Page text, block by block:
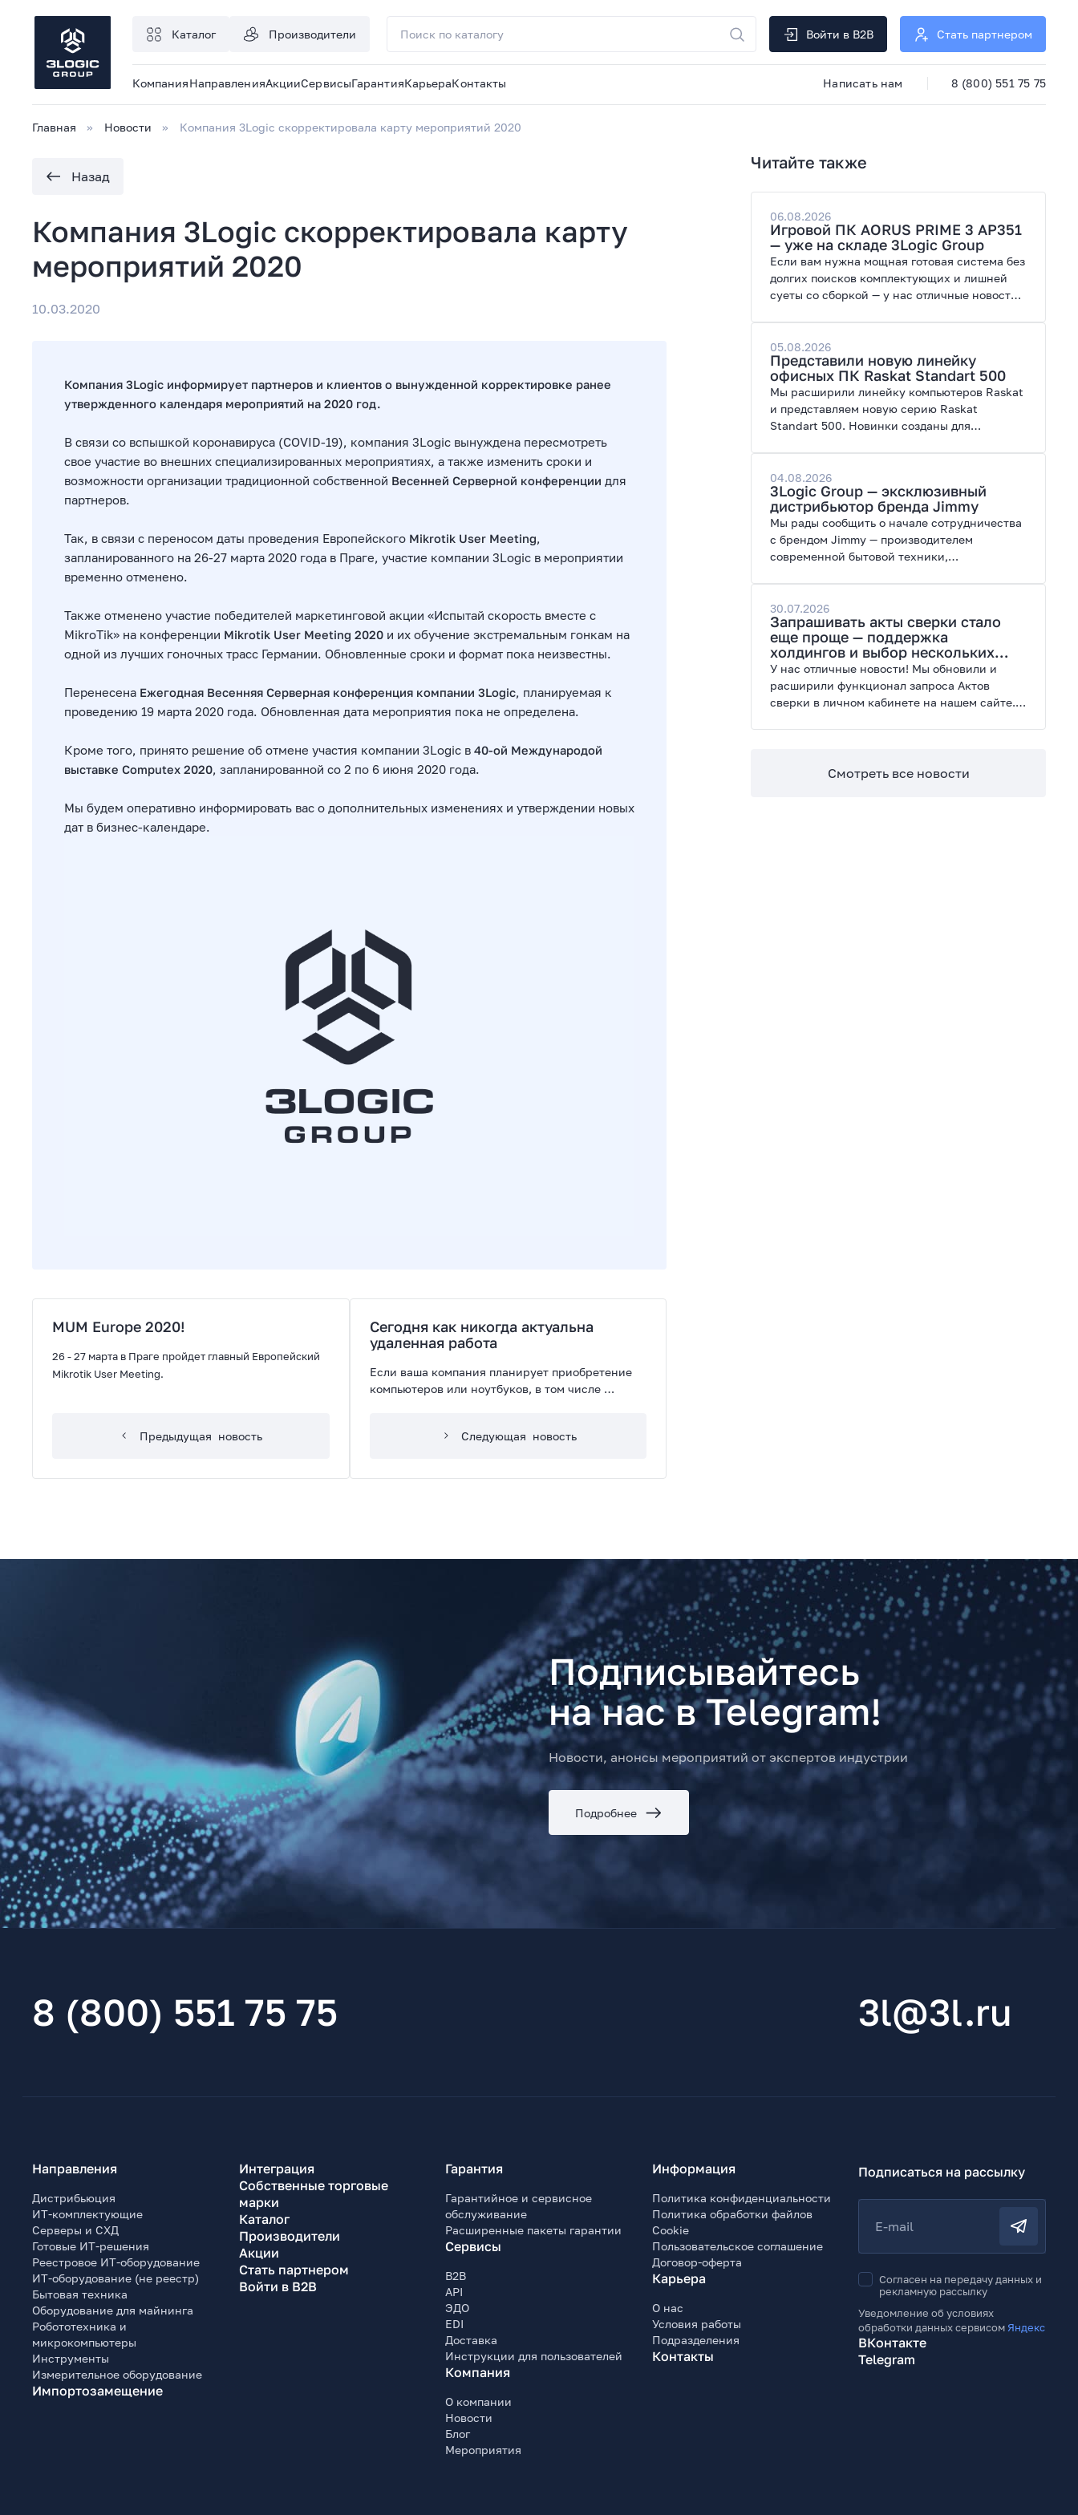
Каталог Производители Войти в B2B Стать партнером
КомпанияНаправленияАкцииСервисыГарантияКарьераКонтакты Написать нам 8 (800) 551 75 75
Главная Новости Компания 3Logic скорректировала карту мероприятий 2020
Назад
Компания 3Logic скорректировала карту
мероприятий 2020
10.03.2020
Компания 3Logic информирует партнеров и клиентов о вынужденной корректировке ранее
утвержденного календаря мероприятий на 2020 год.
В связи со вспышкой коронавируса (COVID-19), компания 3Logic вынуждена пересмотреть
свое участие во внешних специализированных мероприятиях, а также изменить сроки и
возможности организации традиционной собственной Весенней Серверной конференции для
партнеров.
Так, в связи с переносом даты проведения Европейского Mikrotik User Meeting,
запланированного на 26-27 марта 2020 года в Праге, участие компании 3Logic в мероприятии
временно отменено.
Также отменено участие победителей маркетинговой акции «Испытай скорость вместе с
MikroTik» на конференции Mikrotik User Meeting 2020 и их обучение экстремальным гонкам на
одной из лучших гоночных трасс Германии. Обновленные сроки и формат пока неизвестны.
Перенесена Ежегодная Весенняя Серверная конференция компании 3Logic, планируемая к
проведению 19 марта 2020 года. Обновленная дата мероприятия пока не определена.
Кроме того, принято решение об отмене участия компании 3Logic в 40-ой Международой
выставке Computex 2020, запланированной со 2 по 6 июня 2020 года.
Мы будем оперативно информировать вас о дополнительных изменениях и утверждении новых
дат в бизнес-календаре.
MUM Europe 2020!
26 - 27 марта в Праге пройдет главный Европейский
Mikrotik User Meeting.
Предыдущая новость
Сегодня как никогда актуальна
удаленная работа
Если ваша компания планирует приобретение
компьютеров или ноутбуков, в том числе
Следующая новость
Читайте также
06.08.2026
Игровой ПК AORUS PRIME 3 AP351
— уже на складе 3Logic Group
Если вам нужна мощная готовая система без
долгих поисков комплектующих и лишней
суеты со сборкой — у нас отличные новости.
графических нагрузок, современных игр и
работы с нейросетями.
05.08.2026
Представили новую линейку
офисных ПК Raskat Standart 500
Мы расширили линейку компьютеров Raskat
и представляем новую серию Raskat
Standart 500. Новинки созданы для
энергоэффективность и широкие
возможности модернизации.
04.08.2026
3Logic Group — эксклюзивный
дистрибьютор бренда Jimmy
Мы рады сообщить о начале сотрудничества
с брендом Jimmy — производителем
современной бытовой техники,
30.07.2026
Запрашивать акты сверки стало
еще проще — поддержка
холдингов и выбор нескольких
периодов
У нас отличные новости! Мы обновили и
расширили функционал запроса Актов
сверки в личном кабинете на нашем сайте.
Смотреть все новости
Подписывайтесь
на нас в Telegram!
Новости, анонсы мероприятий от экспертов индустрии
Подробнее
8 (800) 551 75 75 3l@3l.ru
Направления
Дистрибьюция
ИТ-комплектующие
Серверы и СХД
Готовые ИТ-решения
Реестровое ИТ-оборудование
ИТ-оборудование (не реестр)
Бытовая техника
Оборудование для майнинга
Робототехника и
микрокомпьютеры
Инструменты
Измерительное оборудование
Импортозамещение
Интеграция
Собственные торговые
марки
Каталог
Производители
Акции
Стать партнером
Войти в B2B
Гарантия
Гарантийное и сервисное
обслуживание
Расширенные пакеты гарантии
Сервисы
B2B
API
ЭДО
EDI
Доставка
Инструкции для пользователей
Компания
О компании
Новости
Блог
Мероприятия
Информация
Политика конфиденциальности
Политика обработки файлов
Cookie
Пользовательское соглашение
Договор-оферта
Карьера
О нас
Условия работы
Подразделения
Контакты
Подписаться на рассылку
E-mail
Согласен на передачу данных и
рекламную рассылку
Уведомление об условиях
обработки данных сервисом Яндекс
ВКонтакте
Telegram